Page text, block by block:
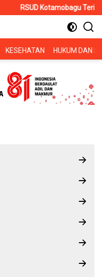
RSUD Kotamobagu Terima
KESEHATAN HUKUM DAN